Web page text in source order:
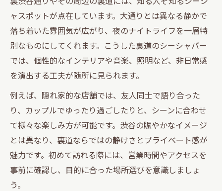
力
深夜も楽しめる渋谷駅周辺シーシャ事情
深夜まで営業の渋谷シーシャで夜更かし体
験
遅い時間も安心のシーシャスポット選び方
渋谷駅周辺で深夜シーシャを楽しむポイン
ト
裏道で出会える深夜営業シーシャの特徴
ナイトライフ派に最適な深夜シーシャ事情
静けさを求めるなら裏道シーシャがおすすめ
静かな裏道でシーシャと安らぎの時間を
ャスポットが点在しています。大通りとは異なる静かで
落ち着いた雰囲気が広がり、夜のナイトライフを一層特
別なものにしてくれます。こうした裏道のシーシャバー
では、個性的なインテリアや音楽、照明など、非日常感
を演出する工夫が随所に見られます。
例えば、隠れ家的な店舗では、友人同士で語り合った
り、カップルでゆったり過ごしたりと、シーンに合わせ
て様々な楽しみ方が可能です。渋谷の賑やかなイメージ
とは異なり、裏道ならではの静けさとプライベート感が
魅力です。初めて訪れる際には、営業時間やアクセスを
事前に確認し、目的に合った場所選びを意識しましょ
う。